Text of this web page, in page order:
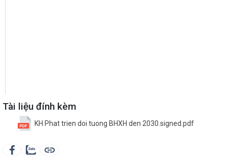
Tài liệu đính kèm
KH Phat trien doi tuong BHXH den 2030.signed.pdf